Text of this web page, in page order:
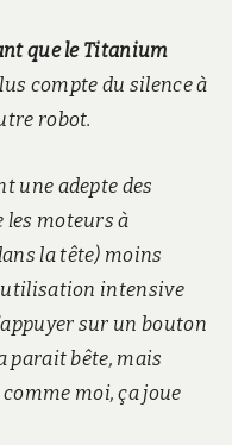
que le Titanium
compte du silence à
robot.
une adepte des
les moteurs à
la tête) moins
utilisation intensive
sur un bouton
parait bête, mais
moi, ça joue